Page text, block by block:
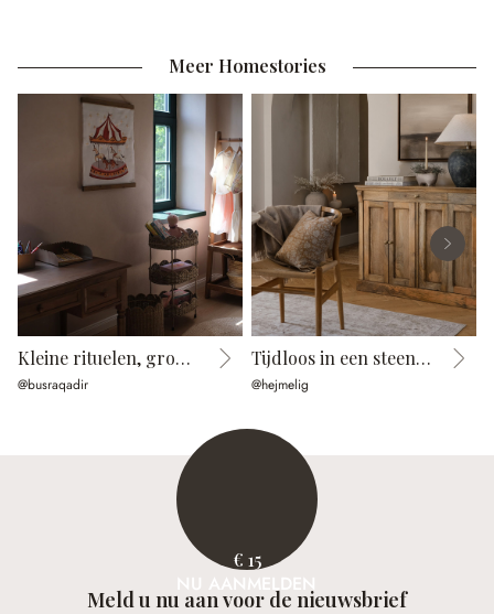
Meer Homestories
Kleine rituelen, groot plezier
@busraqadir
Tijdloos in een steenlook
@hejmelig
€ 15
NU AANMELDEN
Meld u nu aan voor de nieuwsbrief